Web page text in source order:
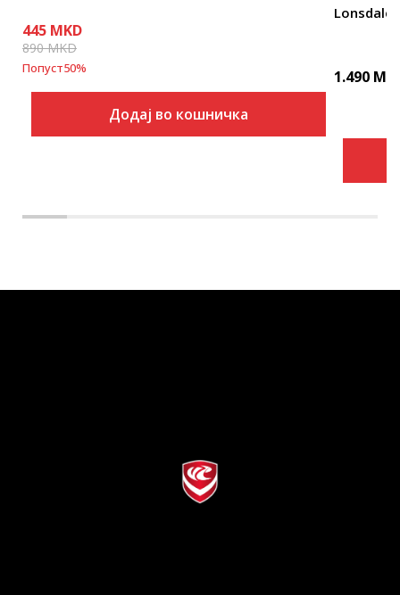
445 MKD
890MKD
Попуст50%
Додај во кошничка
Lonsdale
1.490